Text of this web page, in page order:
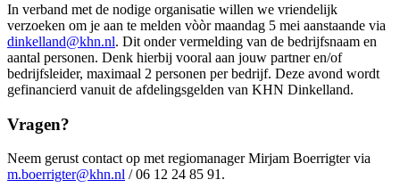
In verband met de nodige organisatie willen we vriendelijk
verzoeken om je aan te melden vòòr maandag 5 mei aanstaande via
dinkelland@khn.nl. Dit onder vermelding van de bedrijfsnaam en
aantal personen. Denk hierbij vooral aan jouw partner en/of
bedrijfsleider, maximaal 2 personen per bedrijf. Deze avond wordt
gefinancierd vanuit de afdelingsgelden van KHN Dinkelland.
Vragen?
Neem gerust contact op met regiomanager Mirjam Boerrigter via
m.boerrigter@khn.nl / 06 12 24 85 91.